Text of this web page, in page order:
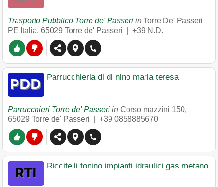
Trasporto Pubblico Torre de' Passeri in Torre De' Passeri
PE Italia, 65029 Torre de' Passeri +39 N.D.
Parrucchieria di di nino maria teresa
Parrucchieri Torre de' Passeri in Corso mazzini 150,
65029 Torre de' Passeri +39 0858885670
Riccitelli tonino impianti idraulici gas metano